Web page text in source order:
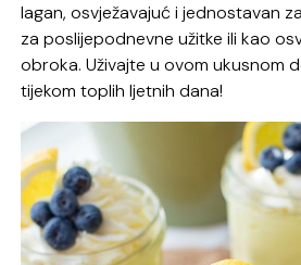
lagan, osvježavajuć i jednostavan
za poslijepodnevne užitke ili kao
obroka. Uživajte u ovom ukusnom
tijekom toplih ljetnih dana!